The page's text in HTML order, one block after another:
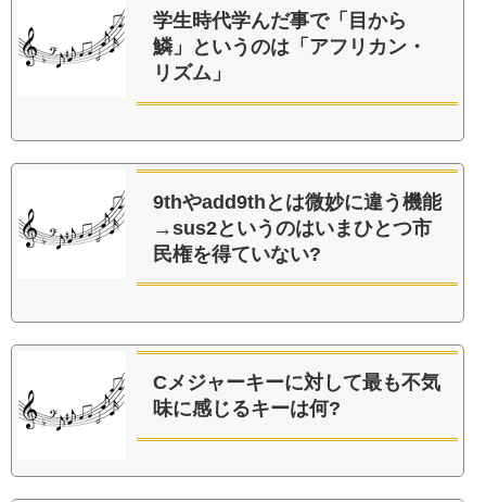
学生時代学んだ事で「目から
鱗」というのは「アフリカン・
リズム」
9thやadd9thとは微妙に違う機能
→sus2というのはいまひとつ市
民権を得ていない?
Cメジャーキーに対して最も不気
味に感じるキーは何?